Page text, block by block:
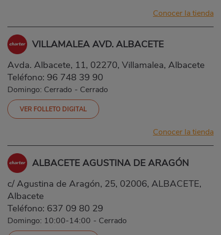
Conocer la tienda
VILLAMALEA AVD. ALBACETE
Avda. Albacete, 11, 02270, Villamalea, Albacete
Teléfono: 96 748 39 90
Domingo: Cerrado - Cerrado
VER FOLLETO DIGITAL
Conocer la tienda
ALBACETE AGUSTINA DE ARAGÓN
c/ Agustina de Aragón, 25, 02006, ALBACETE,
Albacete
Teléfono: 637 09 80 29
Domingo: 10:00-14:00 - Cerrado